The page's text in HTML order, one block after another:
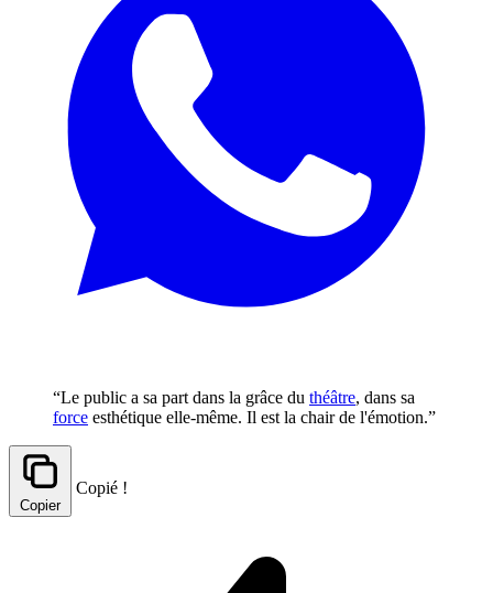
“Le public a sa part dans la grâce du théâtre, dans sa
force esthétique elle-même. Il est la chair de l'émotion.”
Copier
Copié !